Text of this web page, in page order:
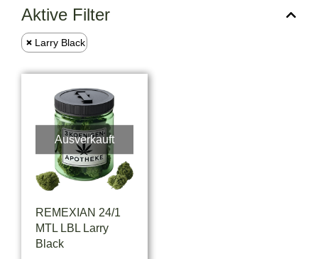
Aktive Filter
Larry Black
Ausverkauft
REMEXIAN 24/1
MTL LBL Larry
Black